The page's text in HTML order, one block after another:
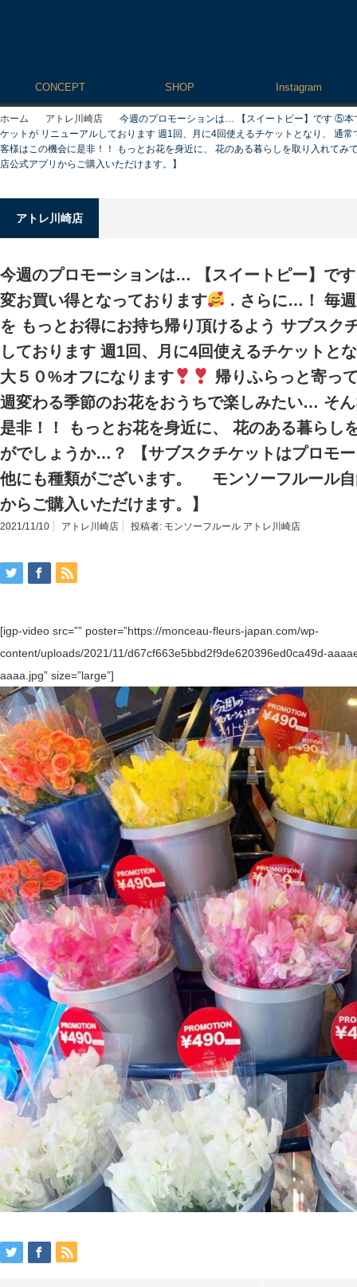
CONCEPT SHOP Instagram
ホーム アトレ川崎店
今週のプロモーションは… 【スイートピー】です ⑤本
ケットが リニューアルしております 週1回、月に4回使えるチケットとなり、 通
客様はこの機会に是非！！ もっとお花を身近に、 花のある暮らしを取り入れてみ
店公式アプリからご購入いただけます。】
アトレ川崎店
今週のプロモーションは… 【スイートピー】で
変お買い得となっております
. さらに…！ 毎
を もっとお得にお持ち帰り頂けるよう サブスク
しております 週1回、月に4回使えるチケットと
大５０%オフになります
帰りふらっと寄っ
週変わる季節のお花をおうちで楽しみたい… そ
是非！！ もっとお花を身近に、 花のある暮らし
がでしょうか…？
【サブスクチケットはプロ
他にも種類がございます。 モンソーフルール
からご購入いただけます。】
2021/11/10 アトレ川崎店 投稿者: モンソーフルール アトレ川崎店
[igp-video src=”” poster=”https://monceau-fleurs-japan.com/wp-
content/uploads/2021/11/d67cf663e5bbd2f9de620396ed0ca49d-
aaaa.jpg” size=”large”]